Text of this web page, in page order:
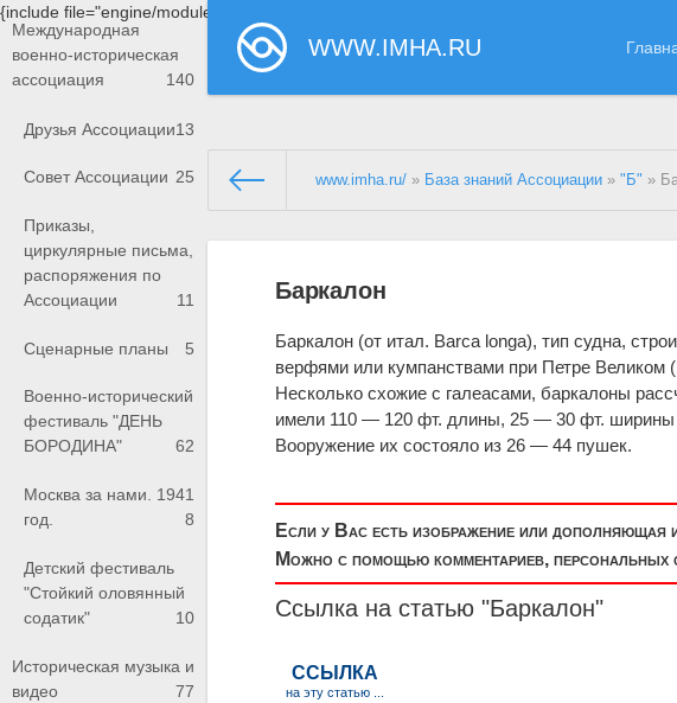
{include file="engine/modules/saperu/head.php"}
WWW.IMHA.RU
Международная
военно-историческая
ассоциация
140
Друзья Ассоциации13
Совет Ассоциации 25
Приказы,
циркулярные письма,
распоряжения по
Ассоциации
11
Сценарные планы 5
Военно-исторический
фестиваль "ДЕНЬ
БОРОДИНА"
62
Москва за нами. 1941
год.
8
Детский фестиваль
"Стойкий оловянный
содатик"
10
Историческая музыка и
видео
77
www.imha.ru/ » База знаний Ассоциации »"Б" »
Баркалон
Баркалон (от итал. Barca longa), тип судна,
верфями или кумпанствами при Петре Великом
Несколько схожие с галеасами, баркалоны
имели 110 — 120 фт. длины, 25 — 30 фт. ширины
Вооружение их состояло из 26 — 44 пушек.
Если у Вас есть изображение или дополняющая
Можно с помощью комментариев, персональных
Ссылка на статью "Баркалон"